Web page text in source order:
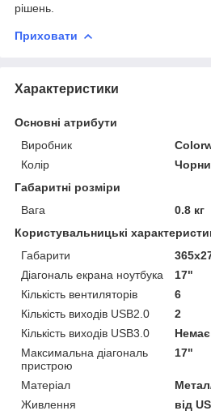
рішень.
Приховати
Характеристики
Основні атрибути
Виробник
Колір
Габаритні розміри
Вага
0.8 кг
Користувальницькі
Габарити
Діагональ екрана ноутбука
17"
Кількість вентиляторів
6
Кількість виходів USB2.0
2
Кількість виходів USB3.0
Немає
Максимальна діагональ
пристрою
17"
Матеріал
Живлення
від